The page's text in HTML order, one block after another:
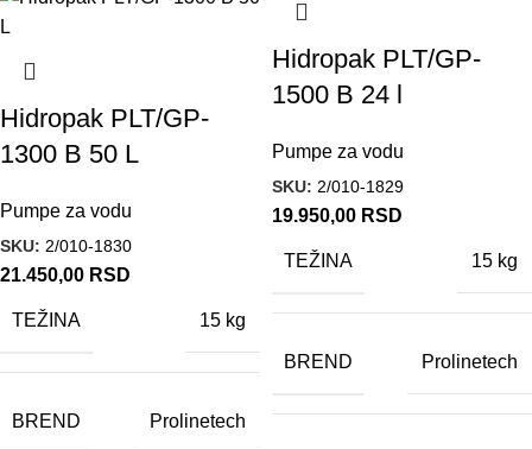
Hidropak PLT/GP-
1300 B 50 L
Pumpe za vodu
SKU: 2/010-1830
21.450,00 RSD
TEŽINA 15 kg
BREND Prolinetech
Hidropak PLT/GP-
1500 B 24 l
Pumpe za vodu
SKU: 2/010-1829
19.950,00 RSD
TEŽINA 15 kg
BREND Prolinetech